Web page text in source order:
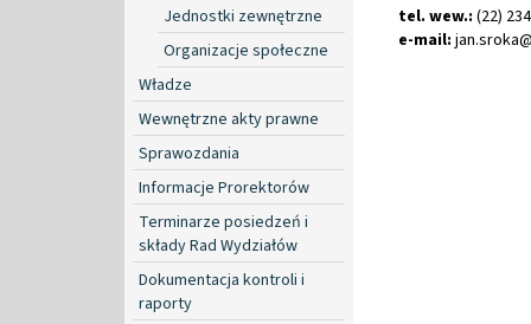
Jednostki zewnętrzne
Organizacje społeczne
Władze
Wewnętrzne akty prawne
Sprawozdania
Informacje Prorektorów
Terminarze posiedzeń i
składy Rad Wydziałów
Dokumentacja kontroli i
raporty
tel. wew.: (22)
e-mail: jan.